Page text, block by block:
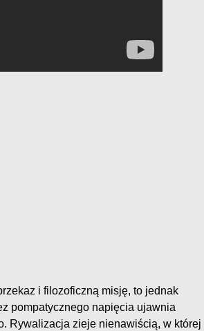
i filozoficzną misję, to jednak
pompatycznego napięcia ujawnia
Rywalizacja zieje nienawiścią, w której